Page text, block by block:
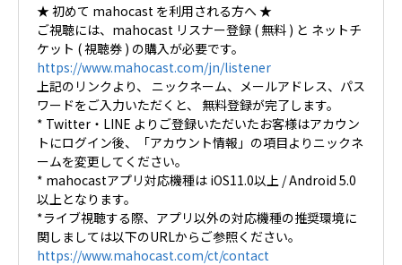
★ 初めて mahocast を利用される方へ ★
ご視聴には、mahocast リスナー登録 ( 無料 ) と ネットチ
ケット ( 視聴券 ) の購入が必要です。
https://www.mahocast.com/jn/listener
上記のリンクより、 ニックネーム、メールアドレス、パス
ワードをご入力いただくと、 無料登録が完了します。
* Twitter・LINE よりご登録いただいたお客様はアカウン
トにログイン後、「アカウント情報」の項目よりニックネ
ームを変更してください。
* mahocastアプリ対応機種は iOS11.0以上 / Android 5.0
以上となります。
*ライブ視聴する際、アプリ以外の対応機種の推奨環境に
関しましては以下のURLからご参照ください。
https://www.mahocast.com/ct/contact